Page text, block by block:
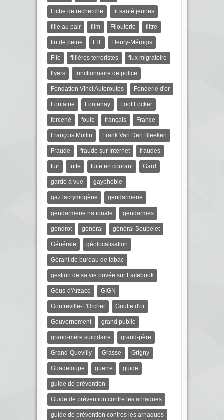
Fiche de recherche fil santé jeunes
fille au pair film Filouterie filtre
fin de peine FIT Fleury-Mérogis
Flic flilières terroristes flux migratoire
flyers fonctionnaire de police
Fondation Vinci Autoroutes Fonderie d'or
Fontaine Fontenay Foot Locker
forcené foule français France
François Mollin Frank Van Den Bleeken
Fraude fraude sur Internet fraudes
fuir fuite fuite en courant Gard
garde à vue gayphobie
gaz lacrymogène gendarmerie
gendarmerie nationale gendarmes
gendrot général général Soubelet
Générale géolocalisation
Gérant de bureau de tabac
gestion de sa vie privée sur Facebook
Géus-d'Arzacq GIGN
Gonfreville-L'Orcher Goutte d'or
Gouvernement grand public
grand-mère suicidaire grand-père
Grand-Quevilly Grasse Grigny
Guadeloupe guerre guide
guide de prévention
Guide de prévention contre les arnaques
guide de prévention contres les arnaques